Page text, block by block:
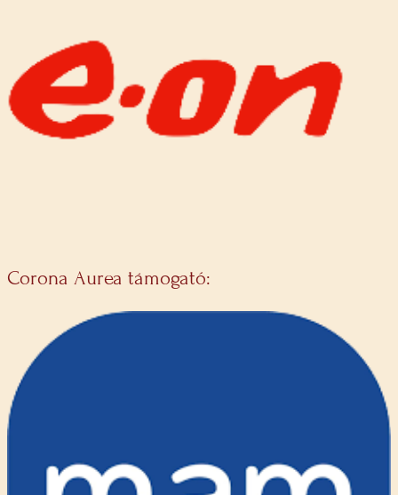
Corona Aurea támogató: